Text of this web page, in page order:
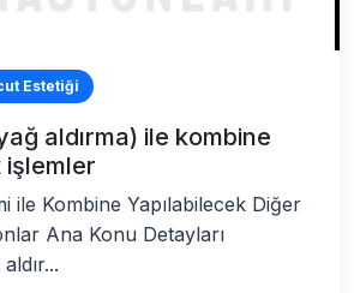
Estetiği
aldırma) ile kombine
işlemler
ile Kombine Yapılabilecek Diğer
Ana Konu Detayları